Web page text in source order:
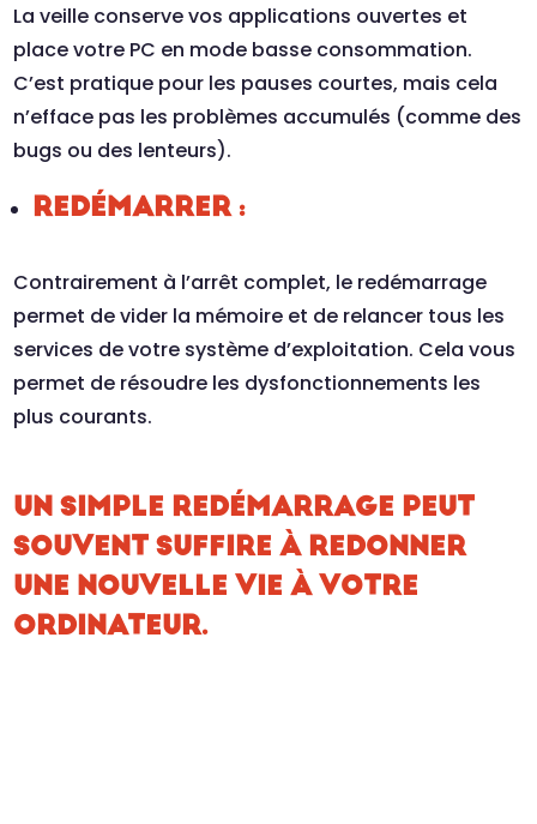
La veille conserve vos applications ouvertes et
place votre PC en mode basse consommation.
C’est pratique pour les pauses courtes, mais cela
n’efface pas les problèmes accumulés (comme des
bugs ou des lenteurs).
REDÉMARRER :
Contrairement à l’arrêt complet, le redémarrage
permet de vider la mémoire et de relancer tous les
services de votre système d’exploitation. Cela vous
permet de résoudre les dysfonctionnements les
plus courants.
UN SIMPLE REDÉMARRAGE PEUT
SOUVENT SUFFIRE À REDONNER
UNE NOUVELLE VIE À VOTRE
ORDINATEUR.